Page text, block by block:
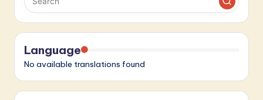
Language
No available translations found